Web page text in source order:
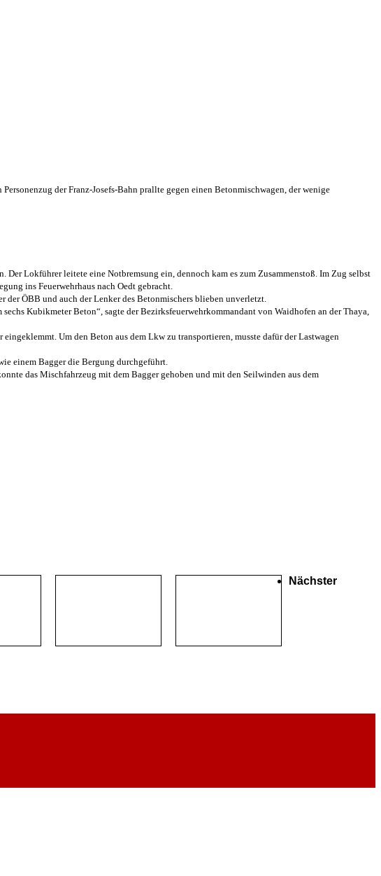
Personenzug der Franz-Josefs-Bahn prallte gegen einen Betonmischwagen, der wenige
Der Lokführer leitete eine Notbremsung ein, dennoch kam es zum Zusammenstoß. Im Zug selbst
ins Feuerwehrhaus nach Oedt gebracht.
der ÖBB und auch der Lenker des Betonmischers blieben unverletzt.
sechs Kubikmeter Beton“, sagte der Bezirksfeuerwehrkommandant von Waidhofen an der Thaya,
eingeklemmt. Um den Beton aus dem Lkw zu transportieren, musste dafür der Lastwagen
einem Bagger die Bergung durchgeführt.
das Mischfahrzeug mit dem Bagger gehoben und mit den Seilwinden aus dem
Nächster